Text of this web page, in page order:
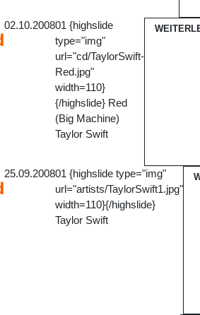
02.10.200801 {highslide
type="img"
url="cd/TaylorSwift-
Red.jpg"
width=110}
{/highslide} Red
(Big Machine)
Taylor Swift
25.09.200801 {highslide type="img"
url="artists/TaylorSwift1.jpg"
width=110}{/highslide}
Taylor Swift